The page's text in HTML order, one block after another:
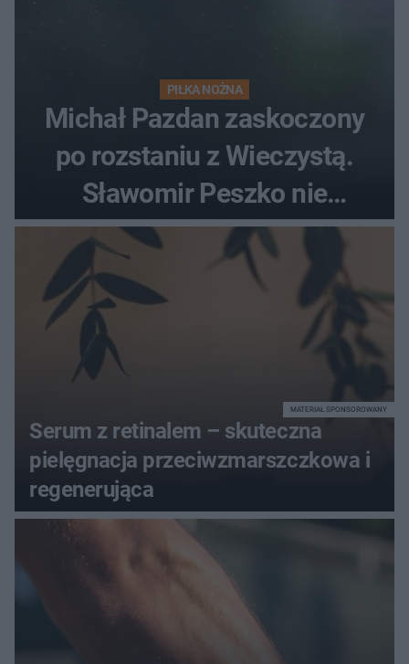
PIŁKA NOŻNA
Michał Pazdan zaskoczony
po rozstaniu z Wieczystą.
Sławomir Peszko nie
dotrzymał słowa?
Serum z retinalem – skuteczna
pielęgnacja przeciwzmarszczkowa i
regenerująca
MATERIAŁ SPONSOROWANY